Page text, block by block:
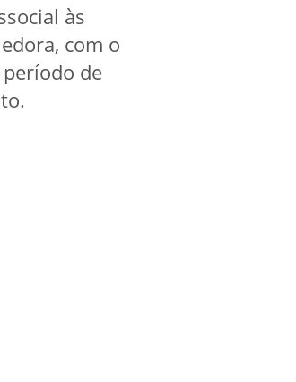
às
com o
de